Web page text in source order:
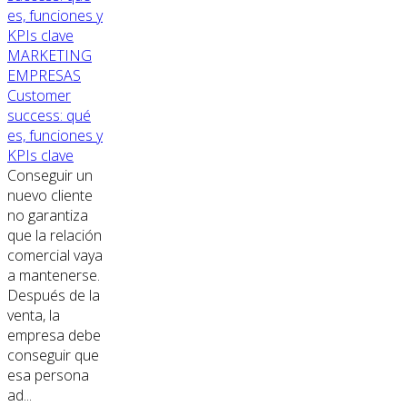
MARKETING
EMPRESAS
Customer
success: qué
es, funciones y
KPIs clave
Conseguir un
nuevo cliente
no garantiza
que la relación
comercial vaya
a mantenerse.
Después de la
venta, la
empresa debe
conseguir que
esa persona
ad...